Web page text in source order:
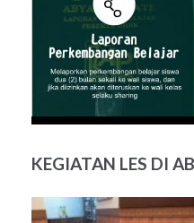
KEGIATAN LES DI